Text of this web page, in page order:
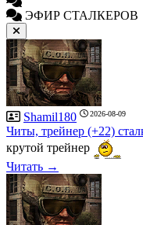
ЭФИР СТАЛКЕРОВ
Shamil180 2026-08-09
Читы, трейнер (+22)
крутой трейнер
Читать →